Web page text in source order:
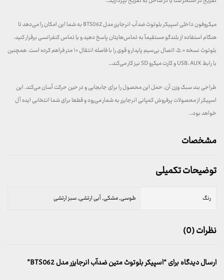
میکروفون داخلی اسپیکر بلوتوث ضدآب انرجایزر مدل BTS062 به شما این امکان را می‌دهد تا
هنگام استفاده از بلندگو مستقیماً به تماس‌هایتان پاسخ دهید و یا تماس کنفرانسی برقرار کنید.
بلوتوث نسخه ۵.۰، اتصال بی‌سیم پایدار و قوی را با فاصله انتقال ۱۰ متر فراهم کرده است. همچنین
با رابط USB، AUX و کارت میکرو SD نیز کار می‌کند…
طراحی بند سبک وزن آن، حمل این محصول را برای جابجایی و در حین حرکت آسان می‌کند. این
اسپیکر از محصولات پرفروش کمپانی انرجایزر به شمار می‌رود و قطعا برای شما انتخابی ایده آل
خواهد بود…
مشخصات
توضیحات تکمیلی
رنگ طوسی, مشکی, آبی ارتشی, سبز ارتشی
نظرات (0)
ارسال دیدگاه برای “اسپیکر بلوتوث متین ضدآب انرجایزر مدل BTS062”